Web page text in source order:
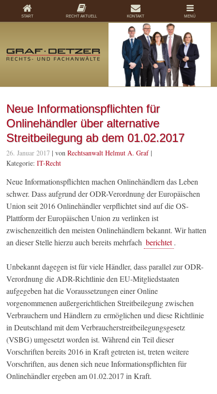
Neue Informationspflichten für
Onlinehändler über alternative
Streitbeilegung ab dem 01.02.2017
26. Januar 2017 | vonRechtsanwalt Helmut A. Graf|
Kategorie:IT-Recht
Neue Informationspflichten machen Onlinehändlern das Leben
schwer. Dass aufgrund der ODR-Verordnung der Europäischen
Union seit 2016 Onlinehändler verpflichtet sind auf die OS-
Plattform der Europäischen Union zu verlinken ist
zwischenzeitlich den meisten Onlinehändlern bekannt. Wir hatten
an dieser Stelle hierzu auch bereits mehrfach berichtet .
Unbekannt dagegen ist für viele Händler, dass parallel zur ODR-
Verordnung die ADR-Richtlinie den EU-Mitgliedstaaten
aufgegeben hat die Voraussetzungen einer Online
vorgenommenen außergerichtlichen Streitbeilegung zwischen
Verbrauchern und Händlern zu ermöglichen und diese Richtlinie
in Deutschland mit dem Verbraucherstreitbeilegungsgesetz
(VSBG) umgesetzt worden ist. Während ein Teil dieser
Vorschriften bereits 2016 in Kraft getreten ist, treten weitere
Vorschriften, aus denen sich neue Informationspflichten für
Onlinehändler ergeben am 01.02.2017 in Kraft.
START RECHT AKTUELL KONTAKT MENÜ